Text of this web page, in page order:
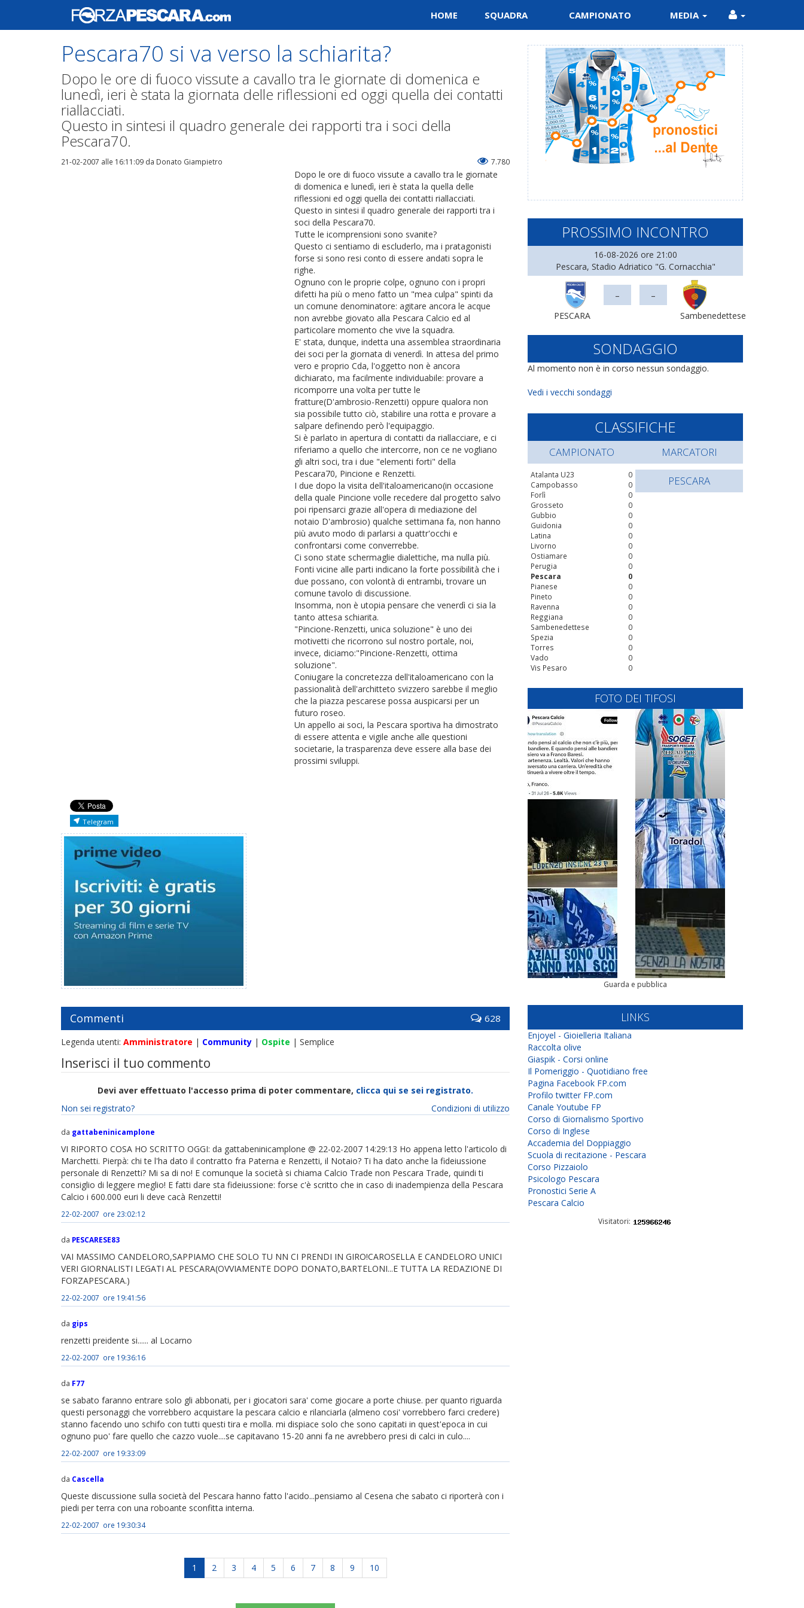
HOME SQUADRA CAMPIONATO MEDIA
Pescara70 si va verso la schiarita?
Dopo le ore di fuoco vissute a cavallo tra le giornate di domenica e
lunedì, ieri è stata la giornata delle riflessioni ed oggi quella dei contatti
riallacciati.
Questo in sintesi il quadro generale dei rapporti tra i soci della
Pescara70.
21-02-2007 alle 16:11:09 da Donato Giampietro 7.780
Dopo le ore di fuoco vissute a cavallo tra le giornate
di domenica e lunedì, ieri è stata la quella delle
riflessioni ed oggi quella dei contatti riallacciati.
Questo in sintesi il quadro generale dei rapporti tra i
soci della Pescara70.
Tutte le icomprensioni sono svanite?
Questo ci sentiamo di escluderlo, ma i pratagonisti
forse si sono resi conto di essere andati sopra le
righe.
Ognuno con le proprie colpe, ognuno con i propri
difetti ha più o meno fatto un "mea culpa" spinti da
un comune denominatore: agitare ancora le acque
non avrebbe giovato alla Pescara Calcio ed al
particolare momento che vive la squadra.
E' stata, dunque, indetta una assemblea straordinaria
dei soci per la giornata di venerdì. In attesa del primo
vero e proprio Cda, l'oggetto non è ancora
dichiarato, ma facilmente individuabile: provare a
ricomporre una volta per tutte le
fratture(D'ambrosio-Renzetti) oppure qualora non
sia possibile tutto ciò, stabilire una rotta e provare a
salpare definendo però l'equipaggio.
Si è parlato in apertura di contatti da riallacciare, e ci
riferiamo a quello che intercorre, non ce ne vogliano
gli altri soci, tra i due "elementi forti" della
Pescara70, Pincione e Renzetti.
I due dopo la visita dell'italoamericano(in occasione
della quale Pincione volle recedere dal progetto salvo
poi ripensarci grazie all'opera di mediazione del
notaio D'ambrosio) qualche settimana fa, non hanno
più avuto modo di parlarsi a quattr'occhi e
confrontarsi come converrebbe.
Ci sono state schermaglie dialettiche, ma nulla più.
Fonti vicine alle parti indicano la forte possibilità che i
due possano, con volontà di entrambi, trovare un
comune tavolo di discussione.
Insomma, non è utopia pensare che venerdì ci sia la
tanto attesa schiarita.
"Pincione-Renzetti, unica soluzione" è uno dei
motivetti che ricorrono sul nostro portale, noi,
invece, diciamo:"Pincione-Renzetti, ottima
soluzione".
Coniugare la concretezza dell'italoamericano con la
passionalità dell'architteto svizzero sarebbe il meglio
che la piazza pescarese possa auspicarsi per un
futuro roseo.
Un appello ai soci, la Pescara sportiva ha dimostrato
di essere attenta e vigile anche alle questioni
societarie, la trasparenza deve essere alla base dei
prossimi sviluppi.
Telegram
Commenti 628
Legenda utenti: Amministratore | Community | Ospite | Semplice
Inserisci il tuo commento
Devi aver effettuato l'accesso prima di poter commentare, clicca qui se sei registrato.
Condizioni di utilizzo
Non sei registrato?
da gattabeninicamplone
VI RIPORTO COSA HO SCRITTO OGGI: da gattabeninicamplone @ 22-02-2007 14:29:13 Ho appena letto l'articolo di
Marchetti. Pierpà: chi te l'ha dato il contratto fra Paterna e Renzetti, il Notaio? Ti ha dato anche la fideiussione
personale di Renzetti? Mi sa di no! E comunque la società si chiama Calcio Trade non Pescara Trade, quindi ti
consiglio di leggere meglio! E fatti dare sta fideiussione: forse c'è scritto che in caso di inadempienza della Pescara
Calcio i 600.000 euri li deve cacà Renzetti!
22-02-2007 ore 23:02:12
da PESCARESE83
VAI MASSIMO CANDELORO,SAPPIAMO CHE SOLO TU NN CI PRENDI IN GIRO!CAROSELLA E CANDELORO UNICI
VERI GIORNALISTI LEGATI AL PESCARA(OVVIAMENTE DOPO DONATO,BARTELONI...E TUTTA LA REDAZIONE DI
FORZAPESCARA.)
22-02-2007 ore 19:41:56
da gips
renzetti preidente si...... al Locarno
22-02-2007 ore 19:36:16
da F77
se sabato faranno entrare solo gli abbonati, per i giocatori sara' come giocare a porte chiuse. per quanto riguarda
questi personaggi che vorrebbero acquistare la pescara calcio e rilanciarla (almeno cosi' vorrebbero farci credere)
stanno facendo uno schifo con tutti questi tira e molla. mi dispiace solo che sono capitati in quest'epoca in cui
ognuno puo' fare quello che cazzo vuole....se capitavano 15-20 anni fa ne avrebbero presi di calci in culo....
22-02-2007 ore 19:33:09
da Cascella
Queste discussione sulla società del Pescara hanno fatto l'acido...pensiamo al Cesena che sabato ci riporterà con i
piedi per terra con una roboante sconfitta interna.
22-02-2007 ore 19:30:34
1 2 3 4 5 6 7 8 9 10
PROSSIMO INCONTRO
16-08-2026 ore 21:00
Pescara, Stadio Adriatico "G. Cornacchia"
PESCARA
- -
Sambenedettese
SONDAGGIO
Al momento non è in corso nessun sondaggio.
Vedi i vecchi sondaggi
CLASSIFICHE
CAMPIONATO
0
Atalanta U23
0
Campobasso
0
Forlì
0
Grosseto
0
Gubbio
0
Guidonia
0
Latina
0
Livorno
0
Ostiamare
0
Perugia
0
Pescara
0
Pianese
0
Pineto
0
Ravenna
0
Reggiana
0
Sambenedettese
0
Spezia
0
Torres
0
Vado
0
Vis Pesaro
MARCATORI
PESCARA
FOTO DEI TIFOSI
Guarda e pubblica
LINKS
Enjoyel - Gioielleria Italiana
Raccolta olive
Giaspik - Corsi online
Il Pomeriggio - Quotidiano free
Pagina Facebook FP.com
Profilo twitter FP.com
Canale Youtube FP
Corso di Giornalismo Sportivo
Corso di Inglese
Accademia del Doppiaggio
Scuola di recitazione - Pescara
Corso Pizzaiolo
Psicologo Pescara
Pronostici Serie A
Pescara Calcio
Visitatori: